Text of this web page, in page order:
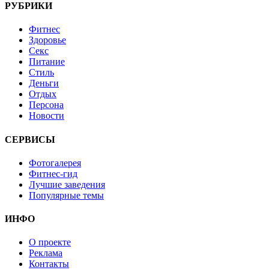
РУБРИКИ
Фитнес
Здоровье
Секс
Питание
Стиль
Деньги
Отдых
Персона
Новости
СЕРВИСЫ
Фотогалерея
Фитнес-гид
Лучшие заведения
Популярные темы
ИНФО
О проекте
Реклама
Контакты